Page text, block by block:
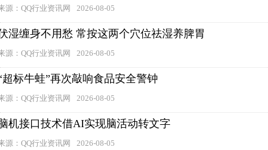
源：QQ行业资讯网 2026-08-05
湿缠身不用愁 常按这两个穴位祛湿养脾胃
源：QQ行业资讯网 2026-08-05
超标牛蛙”再次敲响食品安全警钟
源：QQ行业资讯网 2026-08-05
机接口技术借AI实现脑活动转文字
源：QQ行业资讯网 2026-08-05